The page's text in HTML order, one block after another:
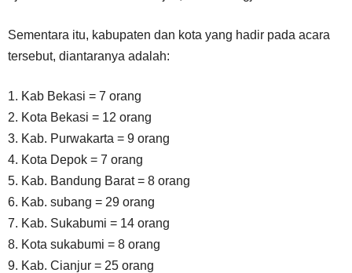
Sementara itu, kabupaten dan kota yang hadir pada acara
tersebut, diantaranya adalah:
1. Kab Bekasi = 7 orang
2. Kota Bekasi = 12 orang
3. Kab. Purwakarta = 9 orang
4. Kota Depok = 7 orang
5. Kab. Bandung Barat = 8 orang
6. Kab. subang = 29 orang
7. Kab. Sukabumi = 14 orang
8. Kota sukabumi = 8 orang
9. Kab. Cianjur = 25 orang